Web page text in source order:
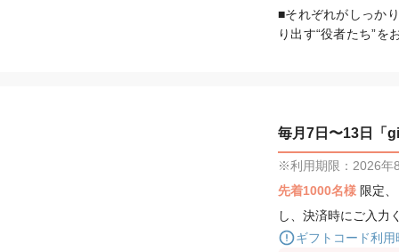
■それぞれがしっか
り出す“役者たち”を
毎月7日〜13日「
※利用期限：2026年
先着1000名様 限定
し、決済時にご入力
ギフトコード利